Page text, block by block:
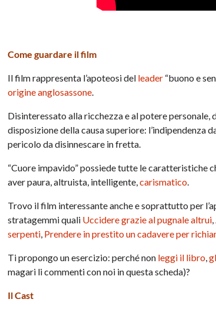
Come guardare il film
Il film rappresenta l’apoteosi del leader “buono e
origine anglosassone.
Disinteressato alla ricchezza e al potere
disposizione della causa superiore: l’indipendenza
pericolo da disinnescare in fretta.
“Cuore impavido” possiede tutte le caratteristiche
aver paura, altruista, intelligente,carismatico.
Trovo il film interessante anche e soprattutto per
stratagemmi quali Uccidere grazie al pugnale altrui,
serpenti, Prendere in prestito un cadavere per
Ti propongo un esercizio: perché non leggi il libro,
magari li commenti con noi in questa scheda)?
Il Cast